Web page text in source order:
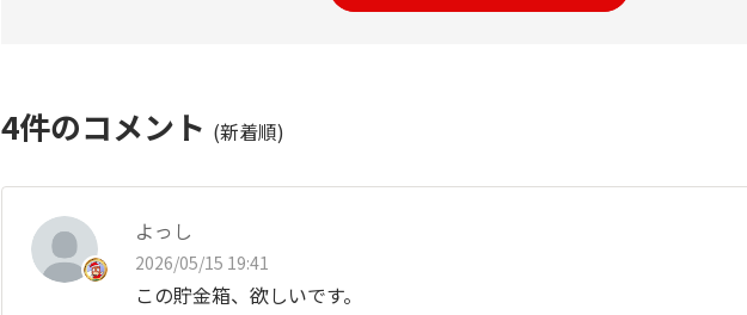
4件のコメント (新着順)
よっし
2026/05/15 19:41
この貯金箱、欲しいです。